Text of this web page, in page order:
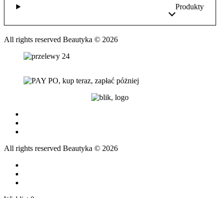
Produkty
All rights reserved Beautyka © 2026
All rights reserved Beautyka © 2026